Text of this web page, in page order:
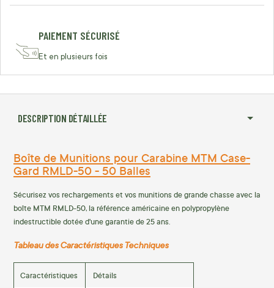
PAIEMENT SÉCURISÉ
Et en plusieurs fois
DESCRIPTION DÉTAILLÉE
Boîte de Munitions pour Carabine MTM Case-
Gard RMLD-50 - 50 Balles
Sécurisez vos rechargements et vos munitions de grande chasse avec la
boîte MTM RMLD-50, la référence américaine en polypropylène
indestructible dotée d'une garantie de 25 ans.
Tableau des Caractéristiques Techniques
Caractéristiques Détails